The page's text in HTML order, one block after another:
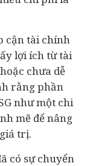
cậntài chính
lợi ích từ tài
chưa dễ
rằng phần
như một chi
mẽ để nâng
trị.
có sự chuyển